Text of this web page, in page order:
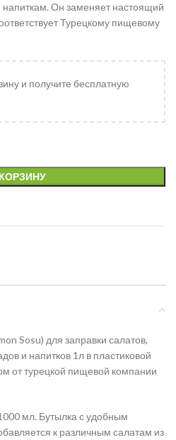
Он заменяет настоящий
Турецкому пищевому
и получите бесплатную
Sosu) для заправки салатов,
и напитков 1л в пластиковой
от турецкой пищевой компании
мл. Бутылка с удобным
к различным салатам из